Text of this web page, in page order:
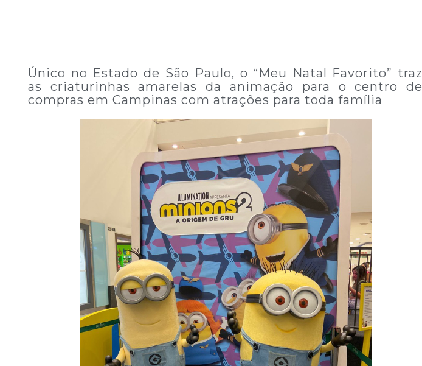
Único no Estado de São Paulo, o “Meu Natal Favorito” traz
as criaturinhas amarelas da animação para o centro de
compras em Campinas com atrações para toda família